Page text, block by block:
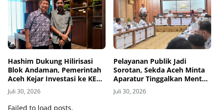
Hashim Dukung Hilirisasi
Blok Andaman, Pemerintah
Aceh Kejar Investasi ke KEK
Arun
Juli 30, 2026
Pelayanan Publik Jadi
Sorotan, Sekda Aceh Minta
Aparatur Tinggalkan Mental
Birokrasi Lama
Juli 30, 2026
Failed to load posts.